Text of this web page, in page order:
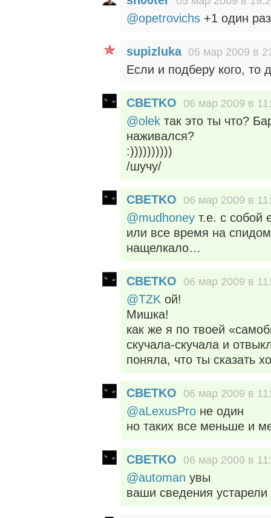
@opetrovichs +1 один
supizluka 05 мар 2009 в
Если и подберу кого, то
CBETKO 06 мар 2009 в
@olek так это ты что?
наживался?
:))))))))))
/шучу/
CBETKO 06 мар 2009 в
@mudhoney т.е. с собой
или все время на
нащелкало…
CBETKO 06 мар 2009 в
@TZK ой!
Мишка!
как же я по твоей
скучала-скучала и
поняла, что ты сказать
CBETKO 06 мар 2009 в
@aLexusPro не один
но таких все меньше и
CBETKO 06 мар 2009 в
@automan увы
ваши сведения устарели